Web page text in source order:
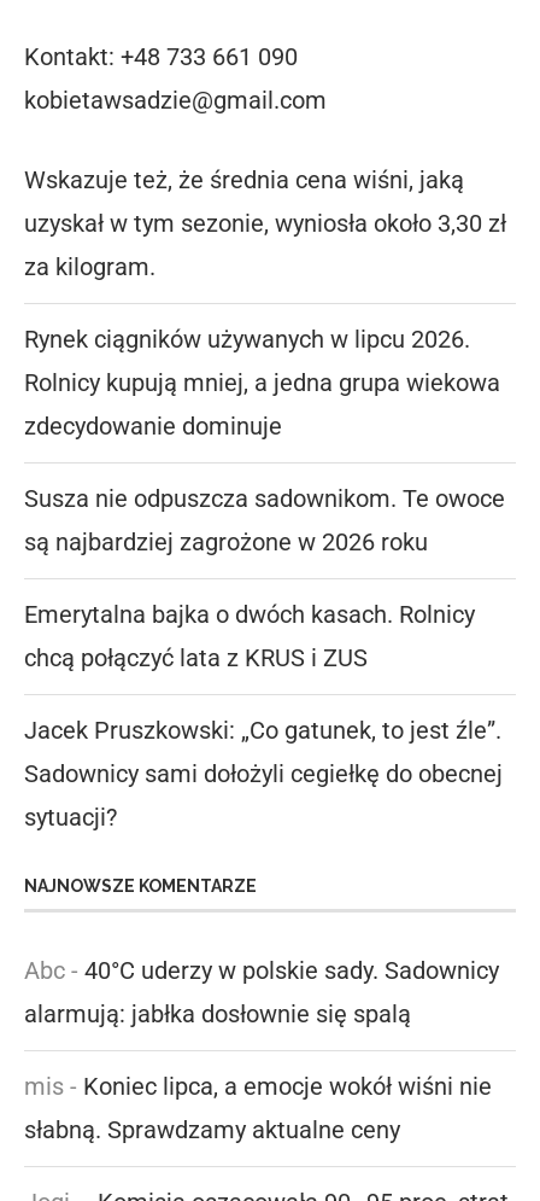
Kontakt: +48 733 661 090
kobietawsadzie@gmail.com
Wskazuje też, że średnia cena wiśni, jaką
uzyskał w tym sezonie, wyniosła około 3,30 zł
za kilogram.
Rynek ciągników używanych w lipcu 2026.
Rolnicy kupują mniej, a jedna grupa wiekowa
zdecydowanie dominuje
Susza nie odpuszcza sadownikom. Te owoce
są najbardziej zagrożone w 2026 roku
Emerytalna bajka o dwóch kasach. Rolnicy
chcą połączyć lata z KRUS i ZUS
Jacek Pruszkowski: „Co gatunek, to jest źle”.
Sadownicy sami dołożyli cegiełkę do obecnej
sytuacji?
NAJNOWSZE KOMENTARZE
Abc - 40°C uderzy w polskie sady. Sadownicy
alarmują: jabłka dosłownie się spalą
mis - Koniec lipca, a emocje wokół wiśni nie
słabną. Sprawdzamy aktualne ceny